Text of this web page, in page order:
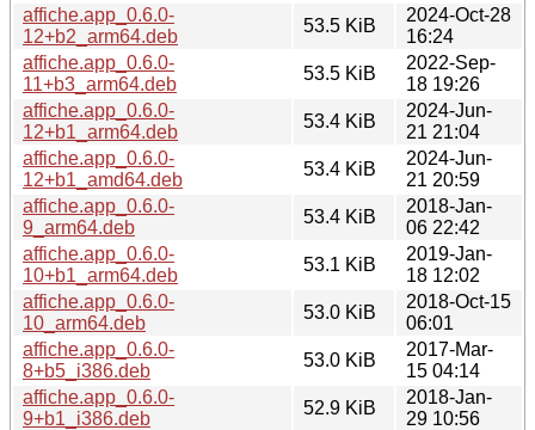
affiche.app_0.6.0-
12+b2_arm64.deb
53.5 KiB
2024-Oct-28
16:24
affiche.app_0.6.0-
11+b3_arm64.deb
53.5 KiB
2022-Sep-
18 19:26
affiche.app_0.6.0-
12+b1_arm64.deb
53.4 KiB
2024-Jun-
21 21:04
affiche.app_0.6.0-
12+b1_amd64.deb
53.4 KiB
2024-Jun-
21 20:59
affiche.app_0.6.0-
9_arm64.deb
53.4 KiB
2018-Jan-
06 22:42
affiche.app_0.6.0-
10+b1_arm64.deb
53.1 KiB
2019-Jan-
18 12:02
affiche.app_0.6.0-
10_arm64.deb
53.0 KiB
2018-Oct-15
06:01
affiche.app_0.6.0-
8+b5_i386.deb
53.0 KiB
2017-Mar-
15 04:14
affiche.app_0.6.0-
9+b1_i386.deb
52.9 KiB
2018-Jan-
29 10:56